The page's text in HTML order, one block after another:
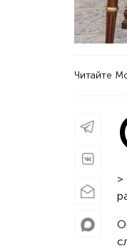
Читайте
>